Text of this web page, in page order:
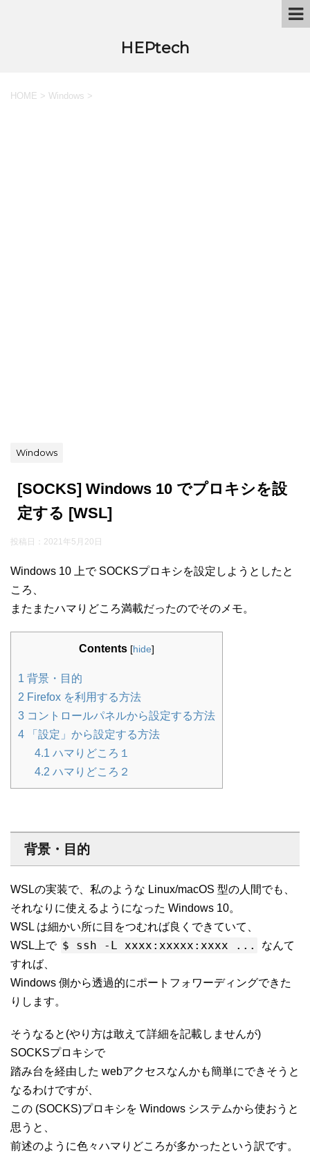
HEPtech
HOME > Windows >
Windows
[SOCKS] Windows 10 でプロキシを設
定する [WSL]
投稿日： 2021年5月20日
Windows 10 上で SOCKSプロキシを設定しようとしたと
ころ、
またまたハマりどころ満載だったのでそのメモ。
Contents [hide]
1 背景・目的
2 Firefox を利用する方法
3 コントロールパネルから設定する方法
4 「設定」から設定する方法
4.1 ハマりどころ１
4.2 ハマりどころ２
背景・目的
WSLの実装で、私のような Linux/macOS 型の人間でも、
それなりに使えるようになった Windows 10。
WSL は細かい所に目をつむれば良くできていて、
WSL上で $ ssh -L xxxx:xxxxx:xxxx ...
なんて
すれば、
Windows 側から透過的にポートフォワーディングできた
りします。
そうなると(やり方は敢えて詳細を記載しませんが)
SOCKSプロキシで
踏み台を経由した webアクセスなんかも簡単にできそうと
なるわけですが、
この (SOCKS)プロキシを Windows システムから使おうと
思うと、
前述のように色々ハマりどころが多かったという訳です。